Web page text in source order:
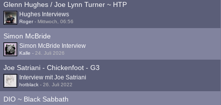
Glenn Hughes / Joe Lynn Turner ~ HTP
Hughes Interviews
Roger - Mittwoch, 06:56
Simon McBride
Simon McBride Interview
Kalle - 24. Juli 2026
Joe Satriani - Chickenfoot - G3
Interview mit Joe Satriani
hotblack - 26. Juli 2022
DIO ~ Black Sabbath